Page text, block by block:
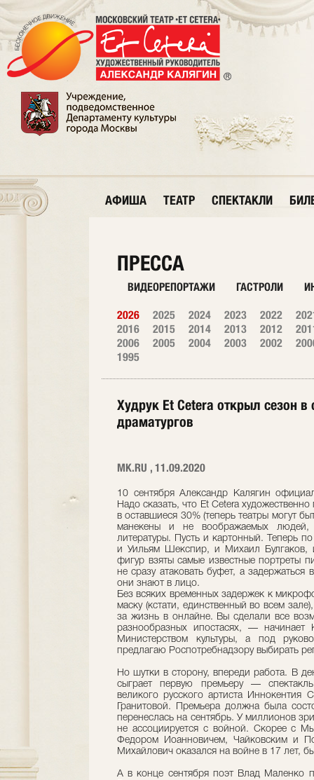
АФИША ТЕАТР СПЕКТАКЛИ
ПРЕССА
ВИДЕОРЕПОРТАЖИ ГАСТРОЛИ
2026 2025 2024 2023 2022
2016
2015 2014 2013 2012
2006
2005 2004 2003 2002
1995
Худрук Et Cetera открыл сезон
драматургов
МК.RU , 11.09.2020
10 сентября Александр Калягин
Надо сказать, что Et Cetera
в оставшиеся 30% (теперь театры могут
манекены и не воображаемых
литературы. Пусть и картонный. Теперь
и Уильям Шекспир, и Михаил Булгаков,
фигур взяты самые известные портреты
не сразу атаковать буфет, а задержаться
они знают в лицо.
Без всяких временных задержек к
маску (кстати, единственный во всем
за жизнь в онлайне. Вы сделали все
разнообразных ипостасях, —
Министерством культуры, а под
предлагаю Роспотребнадзору выбирать
Но шутки в сторону, впереди работа. В
сыграет первую премьеру —
великого русского артиста Иннокентия
Гранитовой. Премьера должна была
перенеслась на сентябрь. У миллионов
не ассоциируется с войной. Скорее с
Федором Иоанновичем, Чайковским и
Михайлович оказался на войне в 17 лет,
А в конце сентября поэт Влад Маленко